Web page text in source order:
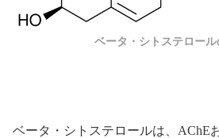
ベータ・シトステロー
ベータ・シトステロールは、AChE